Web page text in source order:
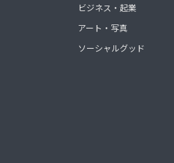
ビジネス・起業
アート・写真
ソーシャルグッド